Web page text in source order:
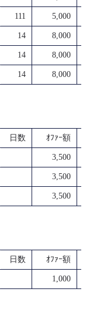
111 5,000
14 8,000
14 8,000
14 8,000
日数 ｵﾌｧｰ額
3,500
3,500
3,500
日数 ｵﾌｧｰ額
1,000